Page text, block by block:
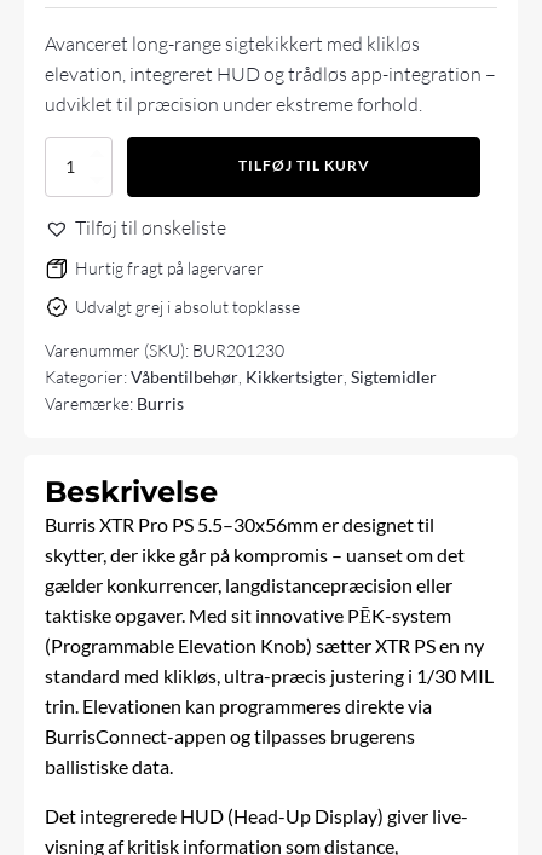
Avanceret long-range sigtekikkert med klikløs
elevation, integreret HUD og trådløs app-integration –
udviklet til præcision under ekstreme forhold.
BURRIS
PS
5.5-
antal
TILFØJ TIL KURV
Tilføj til ønskeliste
Hurtig fragt på lagervarer
Udvalgt grej i absolut topklasse
Varenummer (SKU): BUR201230
Kategorier:Våbentilbehør Kikkertsigter ,Sigtemidler
Varemærke: Burris
Beskrivelse
Burris XTR Pro PS 5.5–30x56mm er designet til
skytter, der ikke går på kompromis – uanset om det
gælder konkurrencer, langdistancepræcision eller
taktiske opgaver. Med sit innovative PĒK-system
(Programmable Elevation Knob) sætter XTR PS en ny
standard med klikløs, ultra-præcis justering i 1/30 MIL
trin. Elevationen kan programmeres direkte via
BurrisConnect-appen og tilpasses brugerens
ballistiske data.
Det integrerede HUD (Head-Up Display) giver live-
visning af kritisk information som distance,